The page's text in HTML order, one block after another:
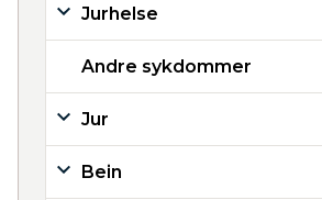
Jurhelse
Andre sykdommer
Jur
Bein